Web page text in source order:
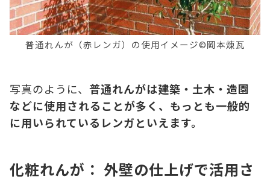
普通れんが（赤レンガ）の使用イメージ©岡本煉瓦
写真のように、 普通れんがは建築・土木・造園
などに使用されることが多く、もっとも一般的
に用いられているレンガといえます。
化粧れんが： 外壁の仕上げで活用さ